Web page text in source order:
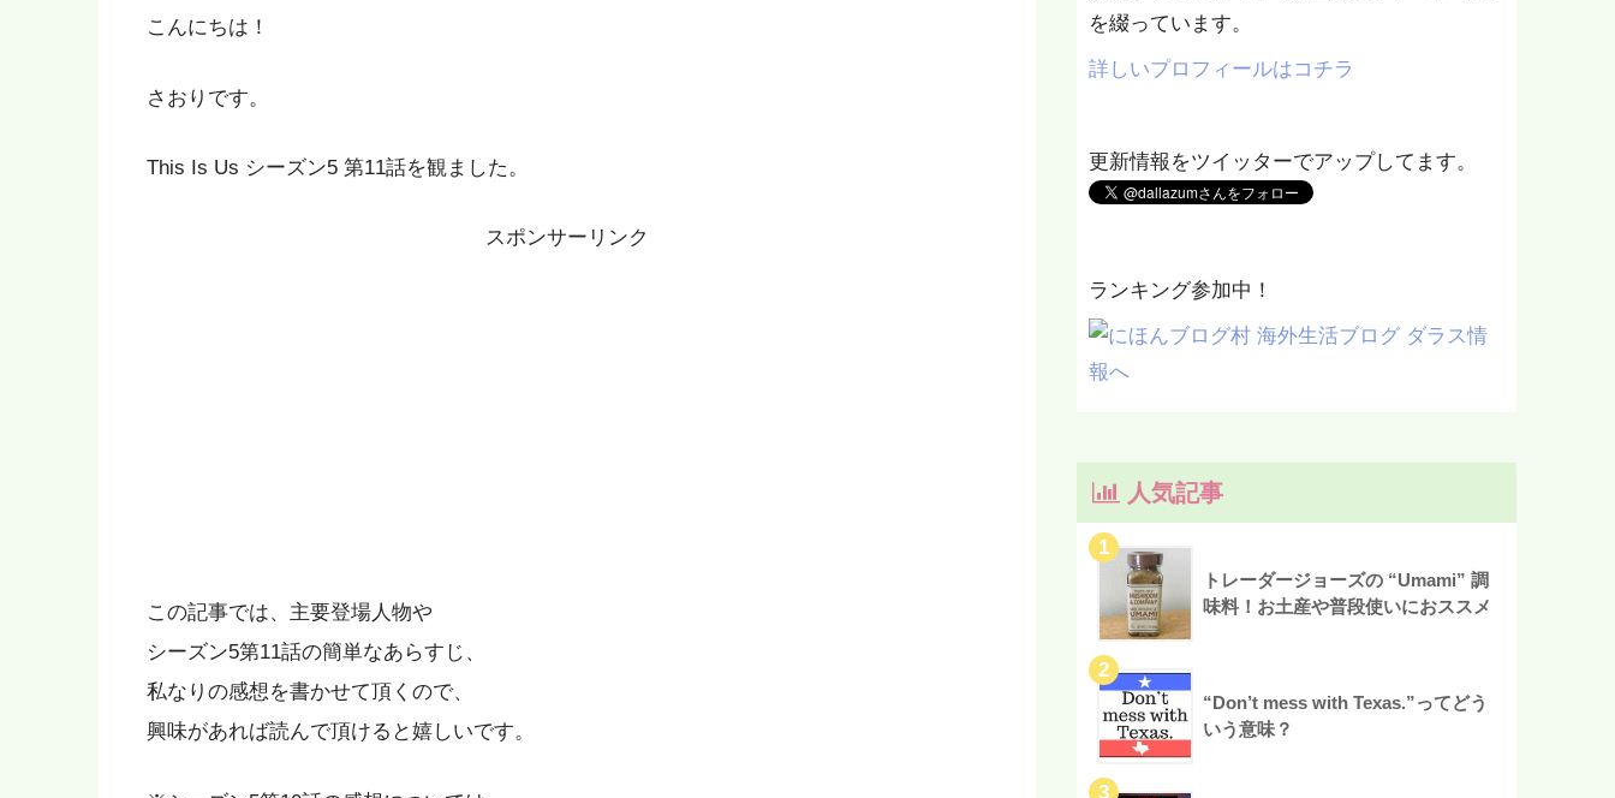
こんにちは！
さおりです。
This Is Us シーズン5 第11話を観ました。
スポンサーリンク
この記事では、主要登場人物や
シーズン5第11話の簡単なあらすじ、
私なりの感想を書かせて頂くので、
興味があれば読んで頂けると嬉しいです。
を綴っています。
詳しいプロフィールはコチラ
更新情報をツイッターでアップしてます。
ランキング参加中！
人気記事
トレーダージョーズの “Umami” 調
味料！お土産や普段使いにおススメ
“Don’t mess with Texas.”ってどう
いう意味？